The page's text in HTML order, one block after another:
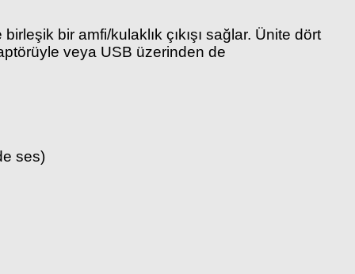
bir amfi/kulaklık çıkışı sağlar. Ünite dört
veya USB üzerinden de
ses)